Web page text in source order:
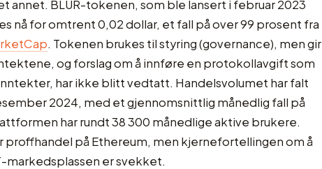
annet. BLUR-tokenen, som ble lansert i februar 2023
nå for omtrent 0,02 dollar, et fall på over 99 prosent fra
. Tokenen brukes til styring (governance), men gir
og forslag om å innføre en protokollavgift som
har ikke blitt vedtatt. Handelsvolumet har falt
2024, med et gjennomsnittlig månedlig fall på
har rundt 38 300 månedlige aktive brukere.
proffhandel på Ethereum, men kjernefortellingen om å
er svekket.